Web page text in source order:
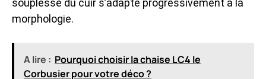
souplesse du cuir s’adapte progressivement à la
morphologie.
A lire : Pourquoi choisir la chaise LC4 le
Corbusier pour votre déco ?